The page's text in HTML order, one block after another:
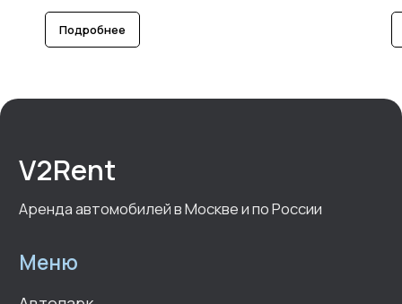
Подробнее